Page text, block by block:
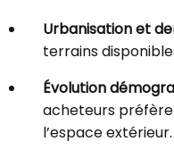
Urbanisation et
terrains
Évolution
acheteurs
l’espace extérieur.